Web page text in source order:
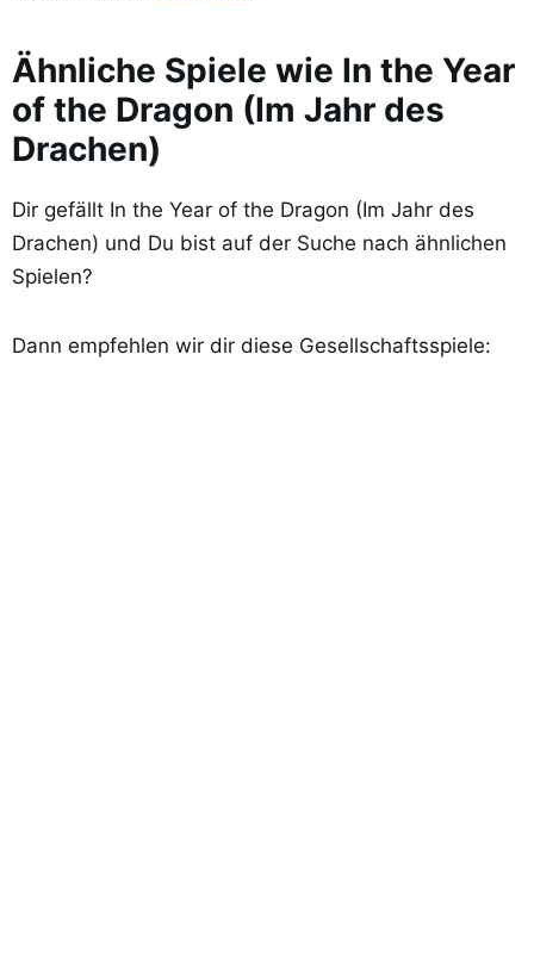
Ähnliche Spiele wie In the Year
of the Dragon (Im Jahr des
Drachen)
Dir gefällt In the Year of the Dragon (Im Jahr des
Drachen) und Du bist auf der Suche nach ähnlichen
Spielen?
Dann empfehlen wir dir diese Gesellschaftsspiele: